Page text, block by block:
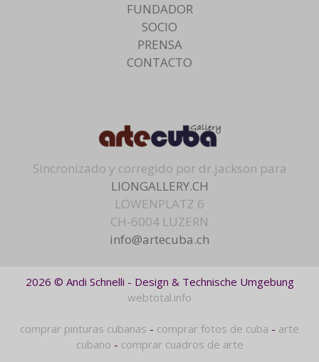
FUNDADOR
SOCIO
PRENSA
CONTACTO
Sincronizado y corregido por dr.jackson para
LIONGALLERY.CH
LÖWENPLATZ 6
CH-6004 LUZERN
info@artecuba.ch
2026 © Andi Schnelli - Design & Technische Umgebung
webtotal.info
comprar pinturas cubanas - comprar fotos de cuba - arte
cubano - comprar cuadros de arte